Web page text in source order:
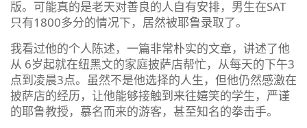
版。可能真的是老天对善良的人自有安排，男生在SAT
只有1800多分的情况下，居然被耶鲁录取了。
我看过他的个人陈述，一篇非常朴实的文章，讲述了他
从 6岁起就在纽黑文的家庭披萨店帮忙，从每天的下午3
点到凌晨3点。虽然不是他选择的人生，但他仍然感激在
披萨店的经历，让他能够接触到来往嬉笑的学生，严谨
的耶鲁教授，慕名而来的游客，甚至知名的拳击手。